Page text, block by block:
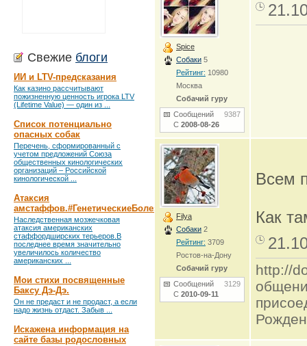
Свежие блоги
ИИ и LTV-предсказания
Как казино рассчитывают
пожизненную ценность игрока LTV
(Lifetime Value) — один из ...
Список потенциально
опасных собак
Перечень, сформированный с
учетом предложений Союза
общественных кинологических
организаций – Российской
кинологической ...
Атаксия
амстаффов.#ГенетическиеБолезни
Наследственная мозжечковая
атаксия американских
стаффордширских терьеров.В
последнее время значительно
увеличилось количество
американских ...
Мои стихи посвященные
Баксу Дэ-Дэ.
Он не предаст и не продаст, а если
надо жизнь отдаст. Забыв ...
Искажена информация на
сайте базы родословных
Spice
Собаки 5
Рейтинг: 10980
Москва
Собачий гуру
Сообщений 9387
С 2008-08-26
Filya
Собаки 2
Рейтинг: 3709
Ростов-на-Дону
Собачий гуру
Сообщений 3129
С 2010-09-11
Всем
Как
http://